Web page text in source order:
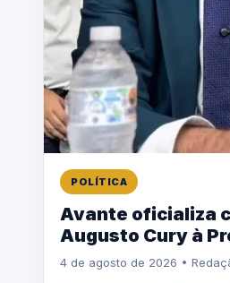
POLÍTICA
Avante oficializa
Augusto Cury à
4 de agosto de 2026 •